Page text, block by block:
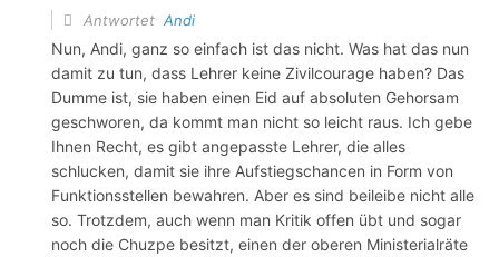
Antwortet Andi
Nun, Andi, ganz so einfach ist das nicht. Was hat das nun
damit zu tun, dass Lehrer keine Zivilcourage haben? Das
Dumme ist, sie haben einen Eid auf absoluten Gehorsam
geschworen, da kommt man nicht so leicht raus. Ich gebe
Ihnen Recht, es gibt angepasste Lehrer, die alles
schlucken, damit sie ihre Aufstiegschancen in Form von
Funktionsstellen bewahren. Aber es sind beileibe nicht alle
so. Trotzdem, auch wenn man Kritik offen übt und sogar
noch die Chuzpe besitzt, einen der oberen Ministerialräte